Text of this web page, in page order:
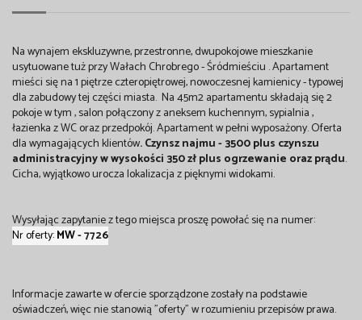
Na wynajem ekskluzywne, przestronne, dwupokojowe mieszkanie
usytuowane tuż przy Wałach Chrobrego - Śródmieściu . Apartament
mieści się na 1 piętrze czteropiętrowej, nowoczesnej kamienicy - typowej
dla zabudowy tej części miasta. Na 45m2 apartamentu składają się 2
pokoje w tym , salon połączony z aneksem kuchennym, sypialnia ,
łazienka z WC oraz przedpokój. Apartament w pełni wyposażony. Oferta
dla wymagających klientów. Czynsz najmu - 3500 plus czynszu
administracyjny w wysokości 350 zł plus ogrzewanie oraz prądu.
Cicha, wyjątkowo urocza lokalizacja z pięknymi widokami.
Wysyłając zapytanie z tego miejsca proszę powołać się na numer:
Nr oferty:MW- 7726
Informacje zawarte w ofercie sporządzone zostały na podstawie
oświadczeń, więc nie stanowią "oferty" w rozumieniu przepisów prawa.